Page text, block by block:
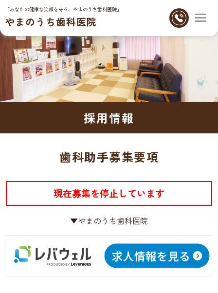
「あなたの健康な笑顔を守る、やまのうち歯科医院」
やまのうち歯科医院
採用情報
歯科助手募集要項
現在募集を停止しています
▼やまのうち歯科医院